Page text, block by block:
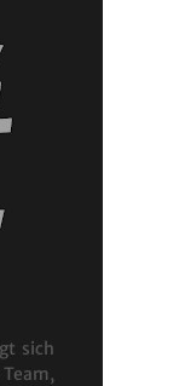
sich